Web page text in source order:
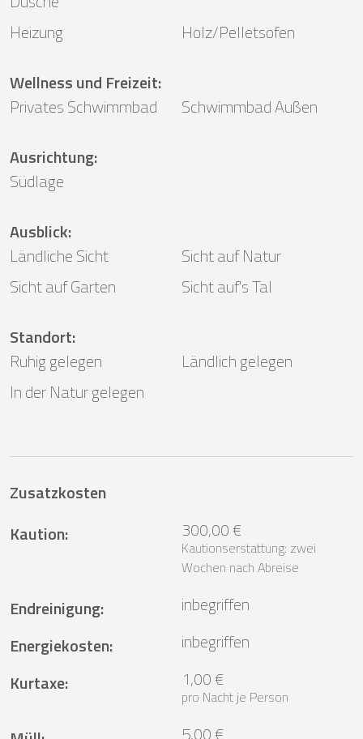
Heizung
Holz/Pelletsofen
Wellness und Freizeit:
Privates Schwimmbad
Schwimmbad Außen
Ausrichtung:
Südlage
Ausblick:
Ländliche Sicht
Sicht auf Natur
Sicht auf Garten
Sicht auf's Tal
Standort:
Ruhig gelegen
Ländlich gelegen
In der Natur gelegen
Zusatzkosten
Kaution: 300,00 €
Kautionserstattung: zwei
Wochen nach Abreise
Endreinigung:
inbegriffen
Energiekosten:
inbegriffen
Kurtaxe: 1,00 €
pro Nacht je Person